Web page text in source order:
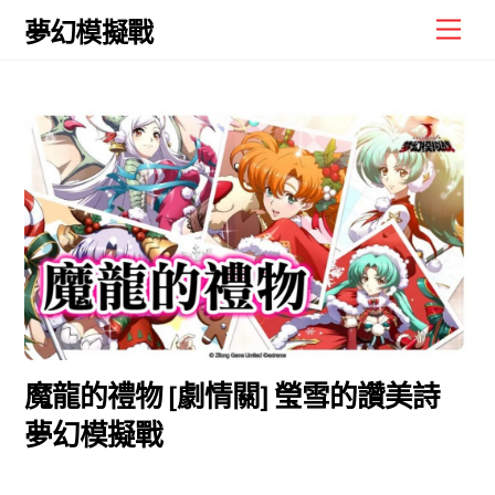
Skip
夢幻模擬戰
魔龍的禮物 [劇情關] 瑩雪的讚美詩
夢幻模擬戰